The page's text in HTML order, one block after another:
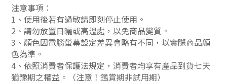
注意事項：
1、使用後若有過敏請即刻停止使用。
2、請勿放置日曬或高溫處，以免商品變質。
3、顏色因電腦螢幕設定差異會略有不同，以實際商品顏
色為準。
4、依照消費者保護法規定，消費者均享有產品到貨七天
猶豫期之權益。（注意！鑑賞期非試用期）